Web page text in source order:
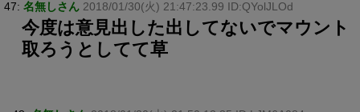
47: 名無しさん 2018/01/30(火) 21:47:23.99 ID:QYolJLOd
今度は意見出した出してないでマウント
取ろうとしてて草